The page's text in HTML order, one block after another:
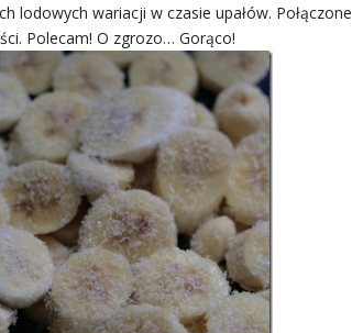
lodowych wariacji w czasie upałów. Połączone
Polecam! O zgrozo… Gorąco!